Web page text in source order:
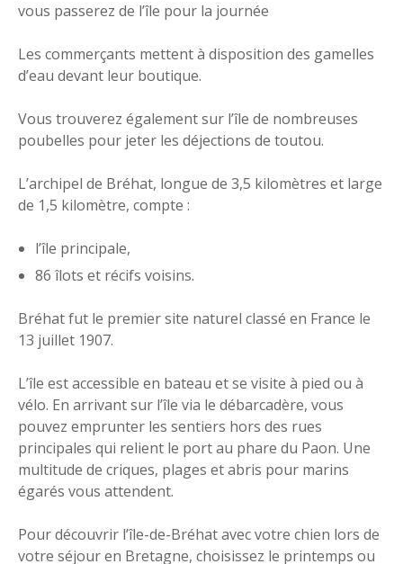
vous passerez de l’île pour la journée
Les commerçants mettent à disposition des gamelles
d’eau devant leur boutique.
Vous trouverez également sur l’île de nombreuses
poubelles pour jeter les déjections de toutou.
L’archipel de Bréhat, longue de 3,5 kilomètres et large
de 1,5 kilomètre, compte :
l’île principale,
86 îlots et récifs voisins.
Bréhat fut le premier site naturel classé en France le
13 juillet 1907.
L’île est accessible en bateau et se visite à pied ou à
vélo. En arrivant sur l’île via le débarcadère, vous
pouvez emprunter les sentiers hors des rues
principales qui relient le port au phare du Paon. Une
multitude de criques, plages et abris pour marins
égarés vous attendent.
Pour découvrir l’île-de-Bréhat avec votre chien lors de
votre séjour en Bretagne, choisissez le printemps ou